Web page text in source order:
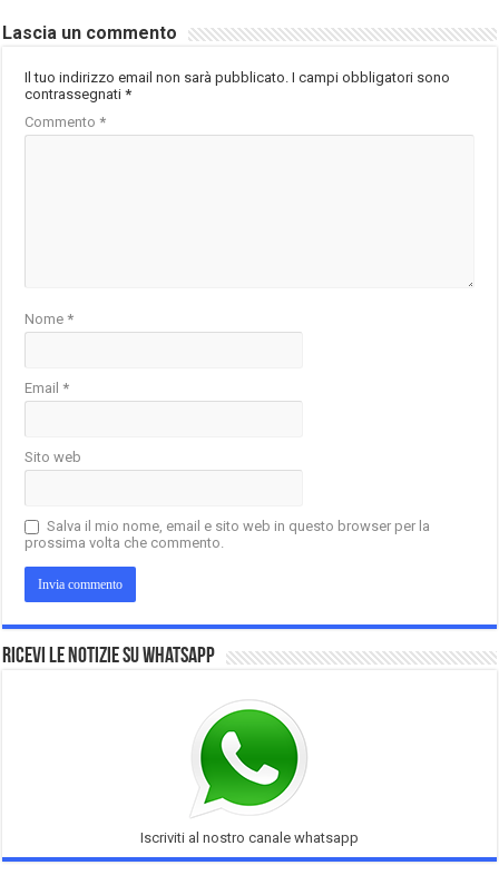
Lascia un commento
Il tuo indirizzo email non sarà pubblicato. I campi obbligatori sono
contrassegnati*
Commento*
Nome*
Email*
Sito web
Salva il mio nome, email e sito web in questo browser per la
prossima volta che commento.
Ricevi le notizie su Whatsapp
Iscriviti al nostro canale whatsapp